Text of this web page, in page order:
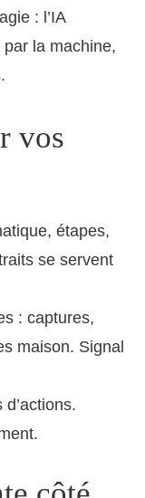
: l’IA
par la machine,
vos
étapes,
se servent
: captures,
maison. Signal